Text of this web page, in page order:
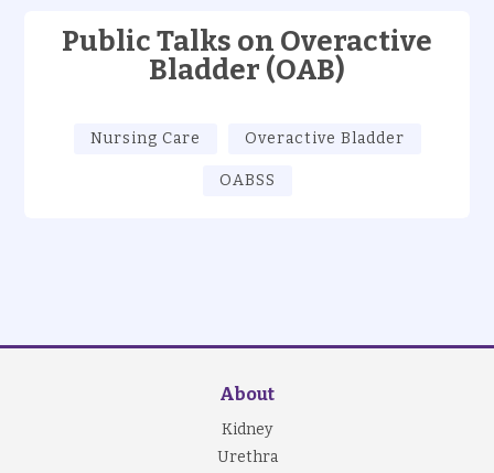
Public Talks on Overactive
Bladder (OAB)
Nursing Care Overactive Bladder
OABSS
About
Kidney
Urethra